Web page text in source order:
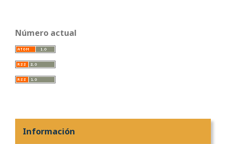
Número actual
Información